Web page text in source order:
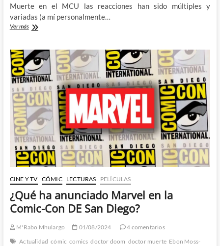
Muerte en el MCU las reacciones han sido múltiples y
variadas (a mí personalmente…
Ver más¿Por
Doctor
Muerte
tendrá
la
cara
de
Robert
Downey
Jr?
CINE Y TV CÓMIC LECTURAS PELÍCULAS
¿Qué ha anunciado Marvel en la
Comic-Con DE San Diego?
M'Rabo Mhulargo 01/08/2024
4 comentarios
Actualidad cómic comics doctor doom doctor muerte Ebon Moss-